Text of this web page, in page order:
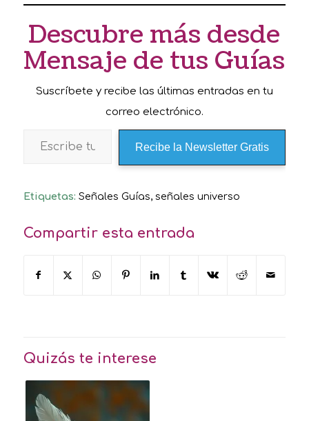
Descubre más desde
Mensaje de tus Guías
Suscríbete y recibe las últimas entradas en tu
correo electrónico.
Recibe la Newsletter Gratis
Etiquetas: Señales Guías, señales universo
Compartir esta entrada
Quizás te interese